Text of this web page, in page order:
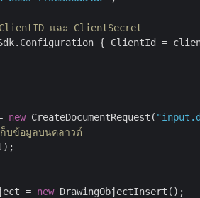
ClientID และ ClientSecret
new CreateDocumentRequest(
บข้อมูลบนคลาวด์
= new DrawingObjectInsert();